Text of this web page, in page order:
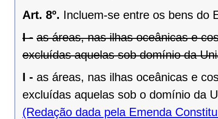
Art. 8º. Incluem-se entre os bens do
I - as áreas, nas ilhas oceânicas e
excluídas aquelas sob domínio da
I - as áreas, nas ilhas oceânicas e
excluídas aquelas sob o domínio da
(Redação dada pela Emenda